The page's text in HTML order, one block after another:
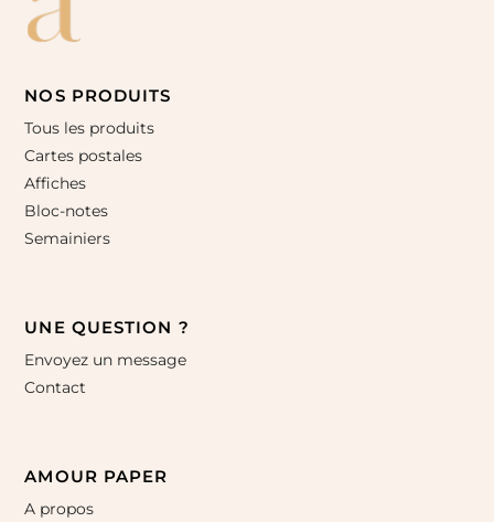
NOS PRODUITS
Tous les produits
Cartes postales
Affiches
Bloc-notes
Semainiers
UNE QUESTION ?
Envoyez un message
Contact
AMOUR PAPER
A propos